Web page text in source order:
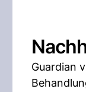
Guardian